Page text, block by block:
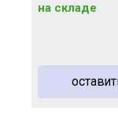
на складе